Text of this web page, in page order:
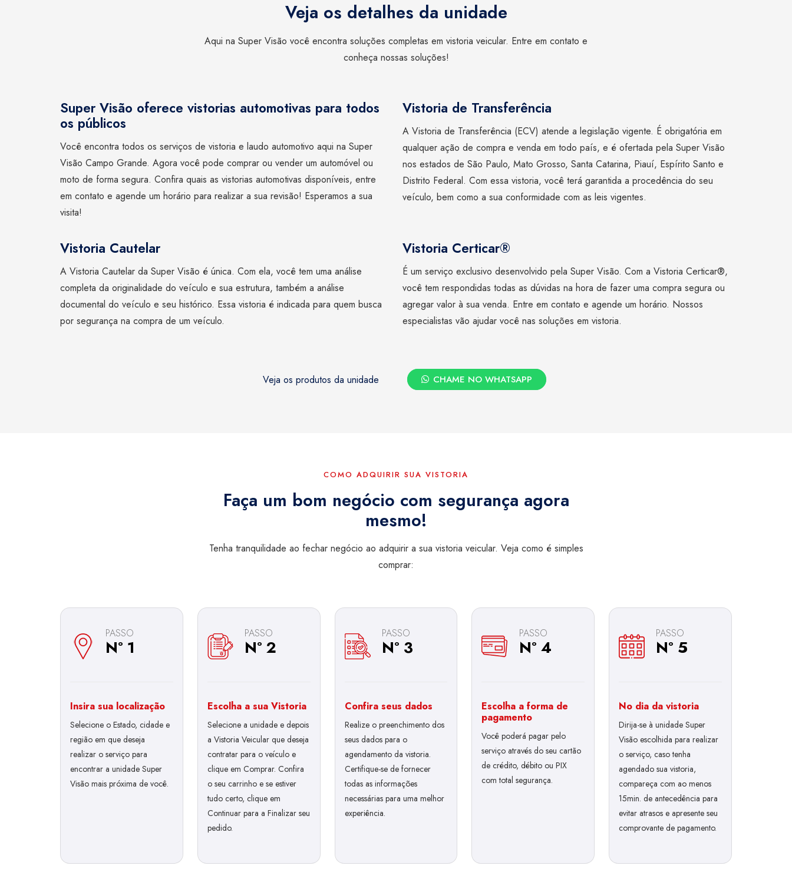
Veja os detalhes da unidade
Aqui na Super Visão você encontra soluções completas em vistoria veicular. Entre em contato e
conheça nossas soluções!
Super Visão oferece vistorias automotivas para todos
os públicos
Você encontra todos os serviços de vistoria e laudo automotivo aqui na Super
Visão Campo Grande. Agora você pode comprar ou vender um automóvel ou
moto de forma segura. Confira quais as vistorias automotivas disponíveis, entre
em contato e agende um horário para realizar a sua revisão! Esperamos a sua
visita!
Vistoria de Transferência
A Vistoria de Transferência (ECV) atende a legislação vigente. É obrigatória em
qualquer ação de compra e venda em todo país, e é ofertada pela Super Visão
nos estados de São Paulo, Mato Grosso, Santa Catarina, Piauí, Espírito Santo e
Distrito Federal. Com essa vistoria, você terá garantida a procedência do seu
veículo, bem como a sua conformidade com as leis vigentes.
Vistoria Cautelar
A Vistoria Cautelar da Super Visão é única. Com ela, você tem uma análise
completa da originalidade do veículo e sua estrutura, também a análise
documental do veículo e seu histórico. Essa vistoria é indicada para quem busca
por segurança na compra de um veículo.
Vistoria Certicar®
É um serviço exclusivo desenvolvido pela Super Visão. Com a Vistoria Certicar®,
você tem respondidas todas as dúvidas na hora de fazer uma compra segura ou
agregar valor à sua venda. Entre em contato e agende um horário. Nossos
especialistas vão ajudar você nas soluções em vistoria.
Veja os produtos da unidade CHAME NO WHATSAPP
COMO ADQUIRIR SUA VISTORIA
Faça um bom negócio com segurança agora
mesmo!
Tenha tranquilidade ao fechar negócio ao adquirir a sua vistoria veicular. Veja como é simples
comprar:
PASSO
Nº 1
Insira sua localização
Selecione o Estado, cidade e
região em que deseja
realizar o serviço para
encontrar a unidade Super
Visão mais próxima de você.
PASSO
Nº 2
Escolha a sua Vistoria
Selecione a unidade e depois
a Vistoria Veicular que deseja
contratar para o veículo e
clique em Comprar. Confira
o seu carrinho e se estiver
tudo certo, clique em
Continuar para a Finalizar seu
pedido.
PASSO
Nº 3
Confira seus dados
Realize o preenchimento dos
seus dados para o
agendamento da vistoria.
Certifique-se de fornecer
todas as informações
necessárias para uma melhor
experiência.
PASSO
Nº 4
Escolha a forma de
pagamento
Você poderá pagar pelo
serviço através do seu cartão
de crédito, débito ou PIX
com total segurança.
PASSO
Nº 5
No dia da vistoria
Dirija-se à unidade Super
Visão escolhida para realizar
o serviço, caso tenha
agendado sua vistoria,
compareça com ao menos
15min. de antecedência para
evitar atrasos e apresente seu
comprovante de pagamento.